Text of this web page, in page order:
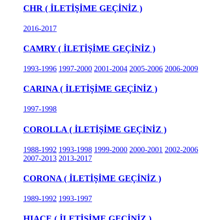
CHR ( İLETİŞİME GEÇİNİZ )
2016-2017
CAMRY ( İLETİŞİME GEÇİNİZ )
1993-1996 1997-2000 2001-2004 2005-2006 2006-2009
CARINA ( İLETİŞİME GEÇİNİZ )
1997-1998
COROLLA ( İLETİŞİME GEÇİNİZ )
1988-1992 1993-1998 1999-2000 2000-2001 2002-2006
2007-2013 2013-2017
CORONA ( İLETİŞİME GEÇİNİZ )
1989-1992 1993-1997